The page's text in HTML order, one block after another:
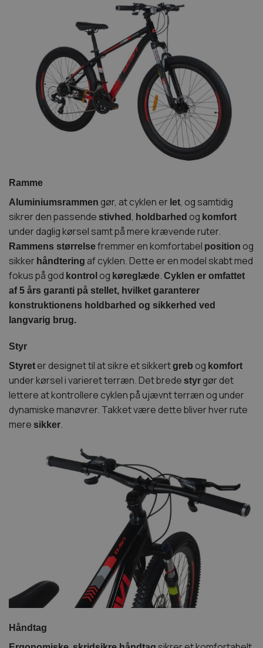
Ramme
Aluminiumsrammen gør, at cyklen er let, og samtidig
sikrer den passende stivhed , holdbarhed og komfort
under daglig kørsel samt på mere krævende ruter.
Rammens størrelsefremmer en komfortabel position og
sikker håndtering af cyklen. Dette er en model skabt med
fokus på god kontrol og køreglæde. Cyklen er omfattet
af 5 års garanti på stellet, hvilket garanterer
konstruktionens holdbarhed og sikkerhed ved
langvarig brug.
Styr
Styret er designet til at sikre et sikkertgreb og komfort
under kørsel i varieret terræn. Det brede styr gør det
lettere at kontrollere cyklen på ujævnt terræn og under
dynamiske manøvrer. Takket være dette bliver hver rute
mere sikker.
Håndtag